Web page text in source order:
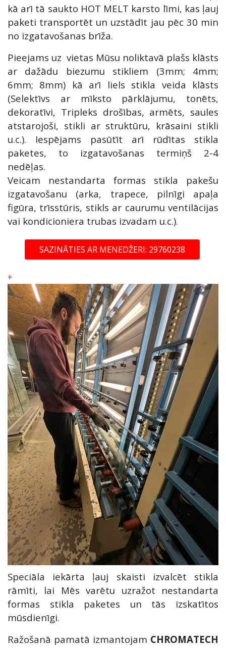
kā arī tā saukto HOT MELT karsto līmi, kas ļauj
paketi transportēt un uzstādīt jau pēc 30 min
no izgatavošanas brīža.
Pieejams uz vietas Mūsu noliktavā plašs klāsts
ar dažādu biezumu stikliem (3mm; 4mm;
6mm; 8mm) kā arī liels stikla veida klāsts
(Selektīvs ar mīksto pārklājumu, tonēts,
dekoratīvi, Tripleks drošības, armēts, saules
atstarojoši, stikli ar struktūru, krāsaini stikli
u.c.). Iespējams pasūtīt arī rūdītas stikla
paketes, to izgatavošanas termiņš 2-4
nedēļas.
Veicam nestandarta formas stikla pakešu
izgatavošanu (arka, trapece, pilnīgi apaļa
figūra, trīsstūris, stikls ar caurumu ventilācijas
vai kondicioniera trubas izvadam u.c.).
SAZINĀTIES AR MENEDŽERI: 29760238
+
Speciāla iekārta ļauj skaisti izvalcēt stikla
rāmīti, lai Mēs varētu uzražot nestandarta
formas stikla paketes un tās izskatītos
mūsdienīgi.
Ražošanā pamatā izmantojam CHROMATECH